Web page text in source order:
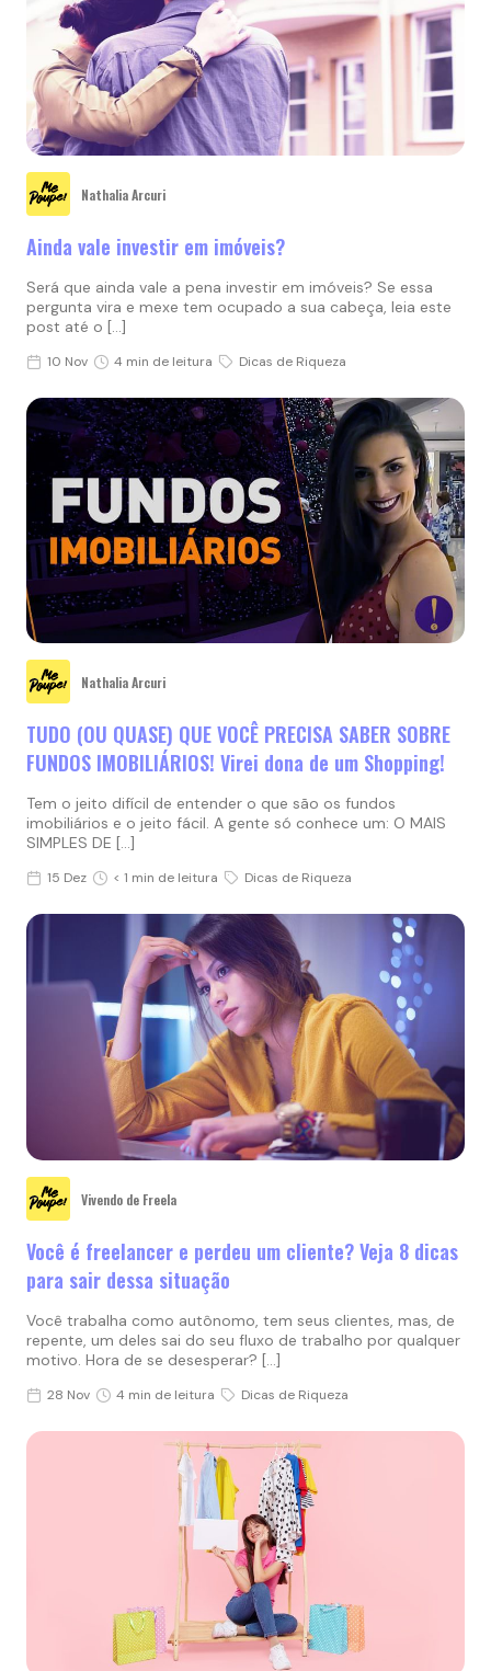
Nathalia Arcuri
Ainda vale investir em imóveis?
Será que ainda vale a pena investir em imóveis? Se essa
pergunta vira e mexe tem ocupado a sua cabeça, leia este
post até o […]
10 Nov 4 min de leitura Dicas de Riqueza
Nathalia Arcuri
TUDO (OU QUASE) QUE VOCÊ PRECISA SABER SOBRE
FUNDOS IMOBILIÁRIOS! Virei dona de um Shopping!
Tem o jeito difícil de entender o que são os fundos
imobiliários e o jeito fácil. A gente só conhece um: O MAIS
SIMPLES DE […]
15 Dez < 1 min de leitura Dicas de Riqueza
Vivendo de Freela
Você é freelancer e perdeu um cliente? Veja 8 dicas
para sair dessa situação
Você trabalha como autônomo, tem seus clientes, mas, de
repente, um deles sai do seu fluxo de trabalho por qualquer
motivo. Hora de se desesperar? […]
28 Nov 4 min de leitura Dicas de Riqueza